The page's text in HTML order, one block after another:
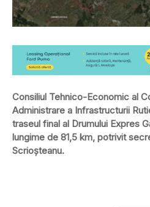
Consiliul Tehnico-Economic al
Administrare a Infrastructurii
traseul final al Drumului Expres
lungime de 81,5 km, potrivit
Scrioșteanu.